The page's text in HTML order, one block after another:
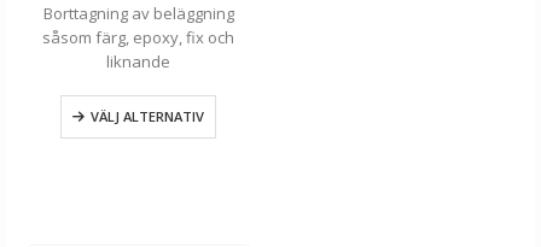
Borttagning av beläggning
såsom färg, epoxy, fix och
liknande
VÄLJ ALTERNATIV